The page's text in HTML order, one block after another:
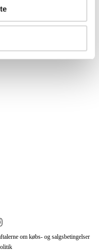
om købs- og salgsbetingelser